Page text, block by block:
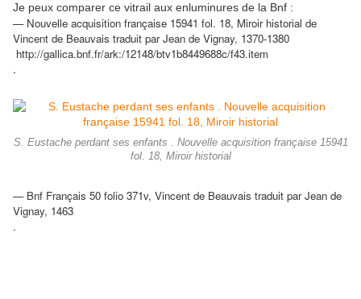
Je peux comparer ce vitrail aux enluminures de la Bnf :
— Nouvelle acquisition française 15941 fol. 18, Miroir historial de
Vincent de Beauvais traduit par Jean de Vignay, 1370-1380
http://gallica.bnf.fr/ark:/12148/btv1b8449688c/f43.item
.
S. Eustache perdant ses enfants . Nouvelle acquisition française 15941
fol. 18, Miroir historial
— Bnf Français 50 folio 371v, Vincent de Beauvais traduit par Jean de
Vignay, 1463
.